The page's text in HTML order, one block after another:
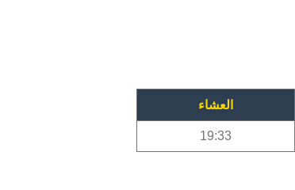
العشاء
19:33